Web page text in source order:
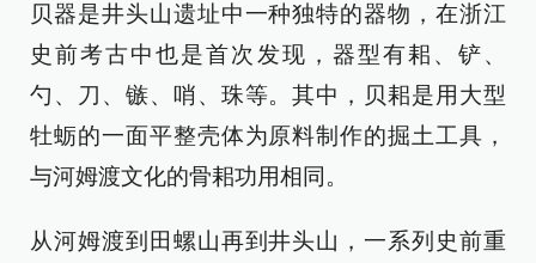
贝器是井头山遗址中一种独特的器物，在浙江
史前考古中也是首次发现，器型有耜、铲、
勺、刀、镞、哨、珠等。其中，贝耜是用大型
牡蛎的一面平整壳体为原料制作的掘土工具，
与河姆渡文化的骨耜功用相同。
从河姆渡到田螺山再到井头山，一系列史前重